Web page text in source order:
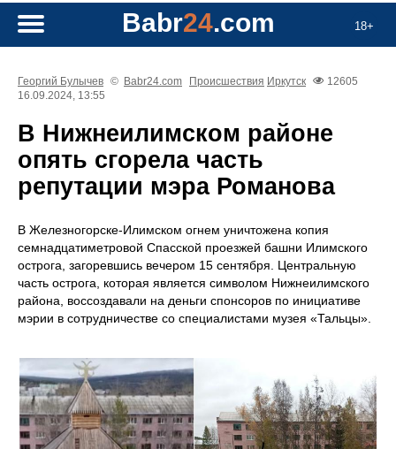
18+
Babr24.com
Георгий Булычев © Babr24.com Происшествия Иркутск
12605
16.09.2024, 13:55
В Нижнеилимском районе
опять сгорела часть
репутации мэра Романова
В Железногорске-Илимском огнем уничтожена копия
семнадцатиметровой Спасской проезжей башни Илимского
острога, загоревшись вечером 15 сентября. Центральную
часть острога, которая является символом Нижнеилимского
района, воссоздавали на деньги спонсоров по инициативе
мэрии в сотрудничестве со специалистами музея «Тальцы».